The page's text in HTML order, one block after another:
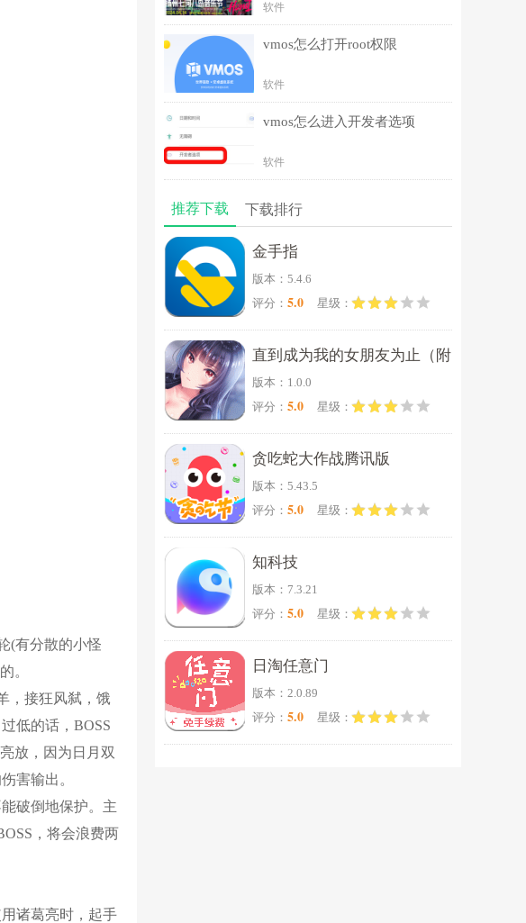
(有分散的小怪
。
，接狂风弑，饿
低的话，BOSS
放，因为日月双
害输出。
破倒地保护。主
，将会浪费两
诸葛亮时，起手
软件
vmos怎么打开root权限
软件
vmos怎么进入开发者选项
软件
推荐下载 下载排行
金手指
版本：5.4.6
评分： 5.0 星级：
直到成为我的女朋友为止（附
完美攻略）
版本：1.0.0
评分： 5.0 星级：
贪吃蛇大作战腾讯版
版本：5.43.5
评分： 5.0 星级：
知科技
版本：7.3.21
评分： 5.0 星级：
日淘任意门
版本：2.0.89
评分： 5.0 星级：